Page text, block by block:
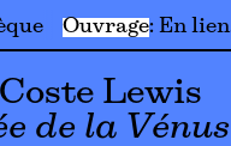
Ouvrage En lien
Lewis
de la